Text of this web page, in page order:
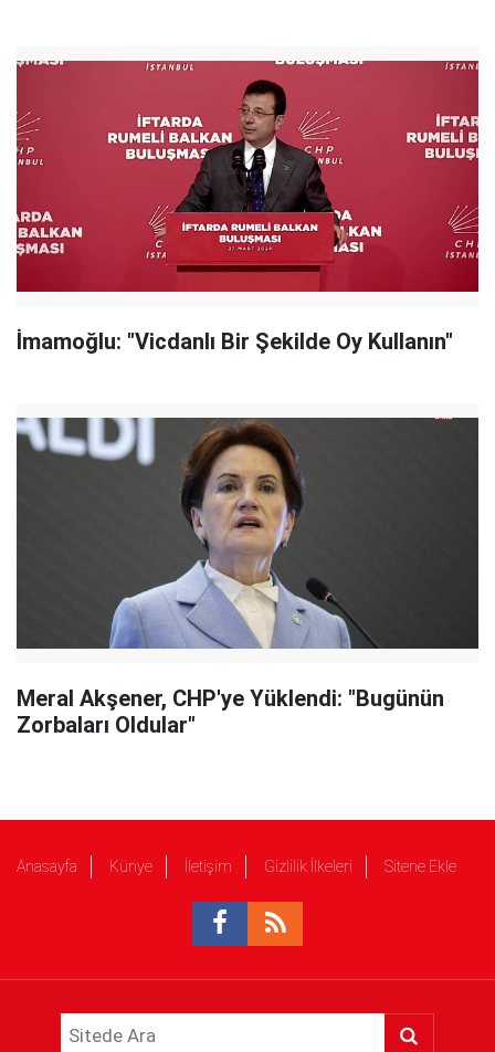
İmamoğlu: "Vicdanlı Bir Şekilde Oy Kullanın"
Meral Akşener, CHP'ye Yüklendi: "Bugünün
Zorbaları Oldular"
Anasayfa Künye İletişim Gizlilik İlkeleri Sitene Ekle